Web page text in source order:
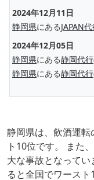
2024年12月11日
静岡県にあるJAPAN
2024年12月05日
静岡県にある静岡代行
静岡県にある静岡代行
静岡県は、飲酒運
ト10位です。 また
大な事故となって
ると全国でワース